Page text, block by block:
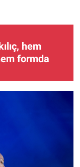
hem
formda